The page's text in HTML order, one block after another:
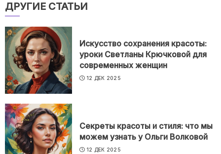
ДРУГИЕ СТАТЬИ
Искусство сохранения красоты:
уроки Светланы Крючковой для
современных женщин
12 ДЕК 2025
Секреты красоты и стиля: что мы
можем узнать у Ольги Волковой
12 ДЕК 2025